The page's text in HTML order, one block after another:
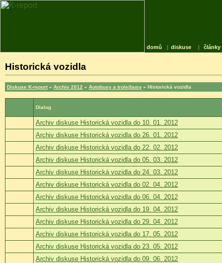
domů | diskuse | články
Historická vozidla
Diskuse K-report » Archiv 2012 » Autobusy a trolejbusy » Historická vozidla
Dialog
Archiv diskuse Historická vozidla do 10. 01. 2012
Archiv diskuse Historická vozidla do 26. 01. 2012
Archiv diskuse Historická vozidla do 22. 02. 2012
Archiv diskuse Historická vozidla do 05. 03. 2012
Archiv diskuse Historická vozidla do 24. 03. 2012
Archiv diskuse Historická vozidla do 02. 04. 2012
Archiv diskuse Historická vozidla do 06. 04. 2012
Archiv diskuse Historická vozidla do 19. 04. 2012
Archiv diskuse Historická vozidla do 29. 04. 2012
Archiv diskuse Historická vozidla do 17. 05. 2012
Archiv diskuse Historická vozidla do 23. 05. 2012
Archiv diskuse Historická vozidla do 09. 06. 2012